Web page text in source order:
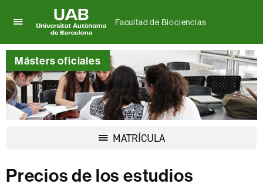
aquí
para
desplegar
el
menú
de
Facultad
Universitat
Autònoma
de
Barcelona
Facultad de Biociencias
Másters oficiales
MATRÍCULA
Precios de los estudios